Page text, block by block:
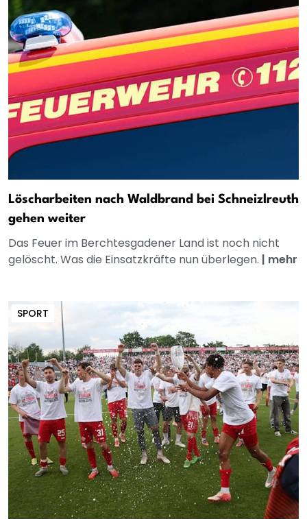
Löscharbeiten nach Waldbrand bei Schneizlreuth
gehen weiter
Das Feuer im Berchtesgadener Land ist noch nicht
gelöscht. Was die Einsatzkräfte nun überlegen. | mehr
SPORT